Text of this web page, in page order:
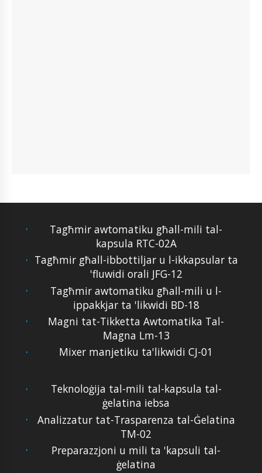
Tagħmir awtomatiku għall-mili tal-
kapsula RTC-02A
Tagħmir għall-ibbottiljar u l-ikkapsular ta
'fluwidi orali JFG-12
Tagħmir awtomatiku għall-mili u l-
ippakkjar ta 'likwidi BD-18
Magni tat-Tikketta Awtomatika Tal-
Magna Lm-13
Mixer manjetiku ta'likwidi CJ-01
Teknoloġija tal-mili tal-kapsula tal-
ġelatina iebsa
Analizzatur tat-Trasparenza tal-Ġelatina
TM-02
Preparazzjoni u mili ta 'kapsuli tal-
ġelatina